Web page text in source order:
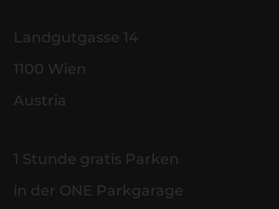
Landgutgasse 14
1100 Wien
Austria
1 Stunde gratis Parken
in der ONE Parkgarage